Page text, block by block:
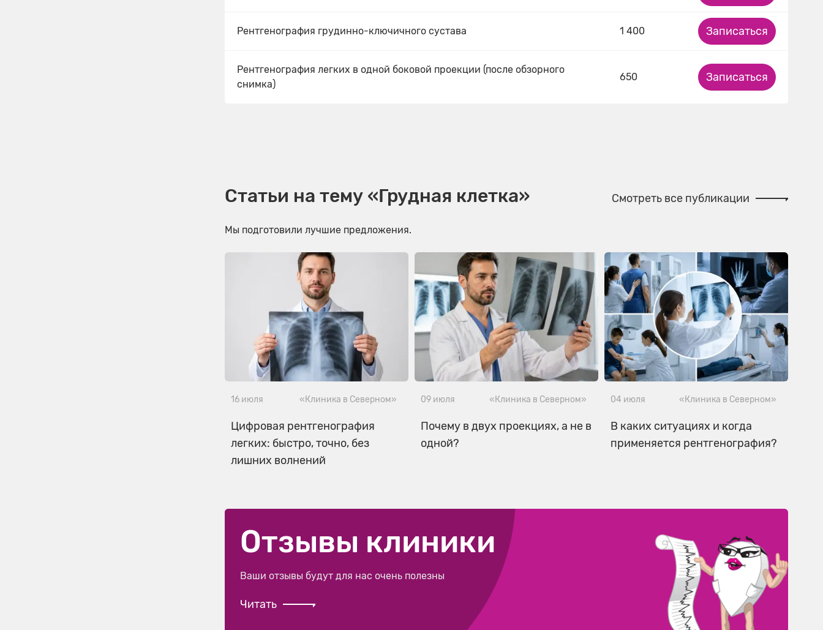
Рентгенография грудинно-ключичного сустава 1 400 Записаться
Рентгенография легких в одной боковой проекции (после обзорного
снимка)
650 Записаться
Статьи на тему «Грудная клетка»
Мы подготовили лучшие предложения.
Смотреть все публикации
16 июля «Клиника в Северном»
Цифровая рентгенография
легких: быстро, точно, без
лишних волнений
09 июля «Клиника в Северном»
Почему в двух проекциях, а не в
одной?
04 июля «Клиника в Северном»
В каких ситуациях и когда
применяется рентгенография?
Отзывы клиники
Ваши отзывы будут для нас очень полезны
Читать